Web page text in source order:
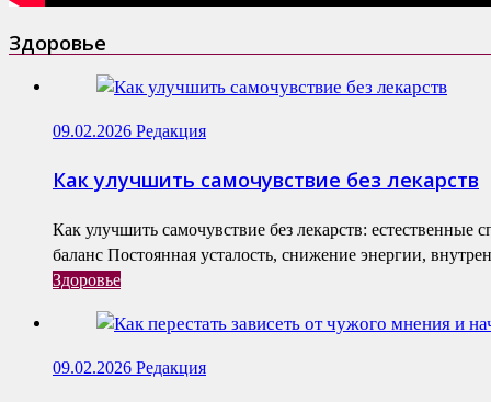
Здоровье
09.02.2026 Редакция
Как улучшить самочувствие без лекарств
Как улучшить самочувствие без лекарств: естественные
баланс Постоянная усталость, снижение энергии,
Здоровье
09.02.2026 Редакция